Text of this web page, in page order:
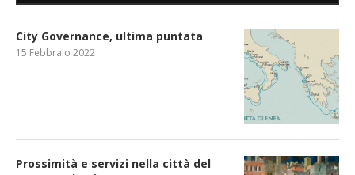
City Governance, ultima puntata
15 Febbraio 2022
Prossimità e servizi nella città del